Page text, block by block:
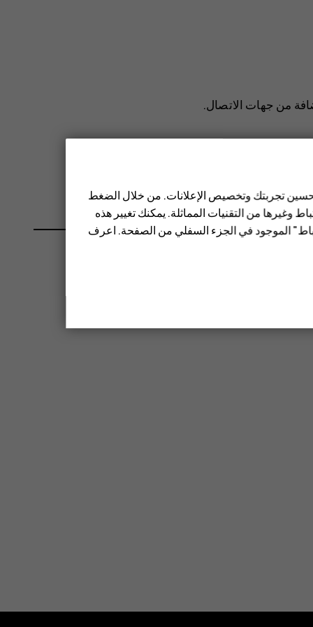
من جهات الاتصال.
تحسين تجربتك وتخصيص الإعلانات. من خلال الضغط
وغيرها من التقنيات المماثلة. يمكنك تغيير هذه
الموجود في الجزء السفلي من الصفحة. اعرف